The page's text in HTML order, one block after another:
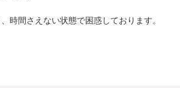
時間さえない状態で困惑しております。